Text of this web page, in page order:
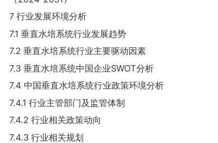
7 行业发展环境分析
7.1 垂直水培系统行业发展趋势
7.2 垂直水培系统行业主要驱动因素
7.3 垂直水培系统中国企业SWOT分析
7.4 中国垂直水培系统行业政策环境分析
7.4.1 行业主管部门及监管体制
7.4.2 行业相关政策动向
7.4.3 行业相关规划